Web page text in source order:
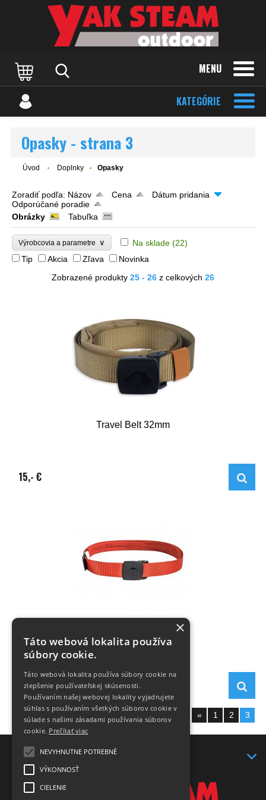
MENU
KATEGÓRIE
Opasky - strana 3
Úvod Doplnky Opasky
Zoradiť podľa: Názov Cena
Dátum pridania
Odporúčané poradie
Obrázky
Tabuľka
Výrobcovia a parametre ∨ Na sklade (22)
Tip
Akcia Zľava
Novinka
Zobrazené produkty 25 - 26 z celkových 26
Travel Belt 32mm
15,- €
Travel Waistbelt 30mm
15,- €
Zobraziť stranu: « 1 2 3
×
Táto webová lokalita používa
súbory cookie.
Táto webová lokalita používa súbory cookie na
zlepšenie používateľskej skúsenosti.
Používaním našej webovej lokality vyjadrujete
súhlas s používaním všetkých súborov cookie v
súlade s našimi zásadami používania súborov
cookie. Prečítať viac
NEVYHNUTNE POTREBNÉ
VÝKONNOSŤ
CIELENIE